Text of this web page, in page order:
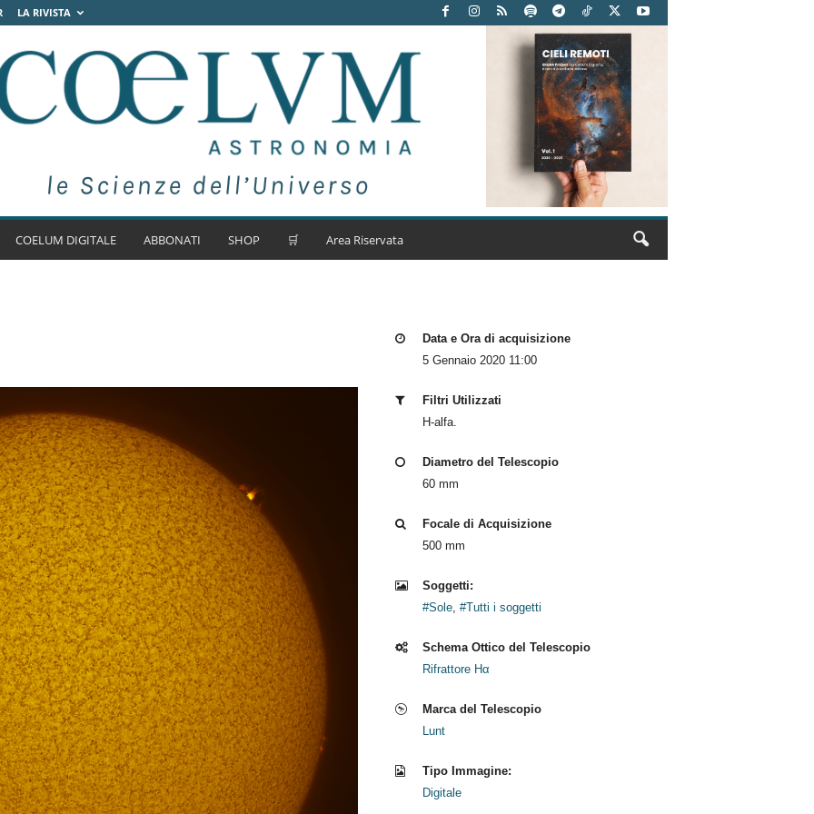
LA RIVISTA
COELUM DIGITALE ABBONATI SHOP 🛒 Area Riservata
Data e Ora di acquisizione
5 Gennaio 2020 11:00
Filtri Utilizzati
H-alfa.
Diametro del Telescopio
60 mm
Focale di Acquisizione
500 mm
Soggetti:
#Sole, #Tutti i soggetti
Schema Ottico del Telescopio
Rifrattore Hα
Marca del Telescopio
Lunt
Tipo Immagine:
Digitale